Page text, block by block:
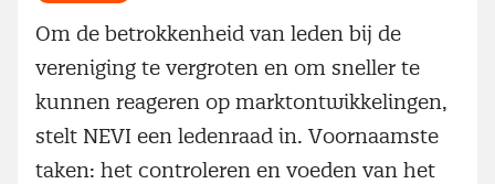
Om de betrokkenheid van leden bij de
vereniging te vergroten en om sneller te
kunnen reageren op marktontwikkelingen,
stelt NEVI een ledenraad in. Voornaamste
taken: het controleren en voeden van het